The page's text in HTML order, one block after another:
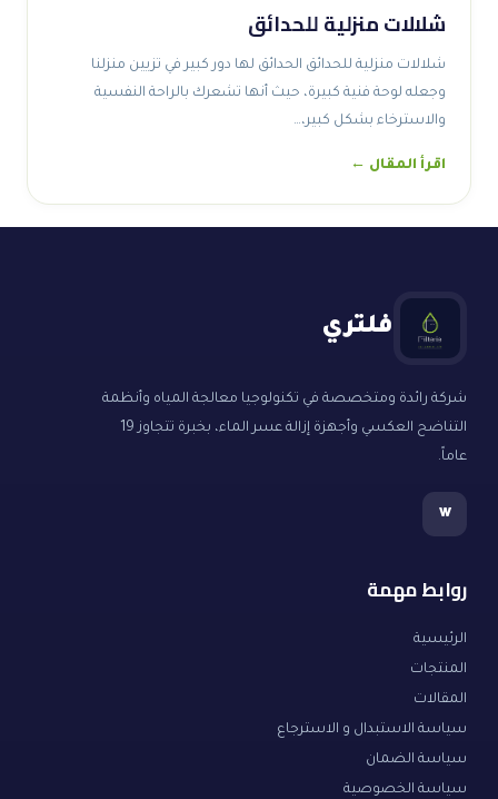
شلالات منزلية للحدائق
شلالات منزلية للحدائق الحدائق لها دور كبير في تزيين منزلنا
وجعله لوحة فنية كبيرة، حيث أنها تشعرك بالراحة النفسية
والاسترخاء بشكل كبير،…
اقرأ المقال ←
فلتري
شركة رائدة ومتخصصة في تكنولوجيا معالجة المياه وأنظمة
التناضح العكسي وأجهزة إزالة عسر الماء، بخبرة تتجاوز 19
عاماً.
w
روابط مهمة
الرئيسية
المنتجات
المقالات
سياسة الاستبدال و الاسترجاع
سياسة الضمان
سياسة الخصوصية